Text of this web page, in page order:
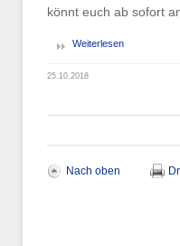
könnt euch ab sofort
Weiterlesen
25.10.2018
Nach oben